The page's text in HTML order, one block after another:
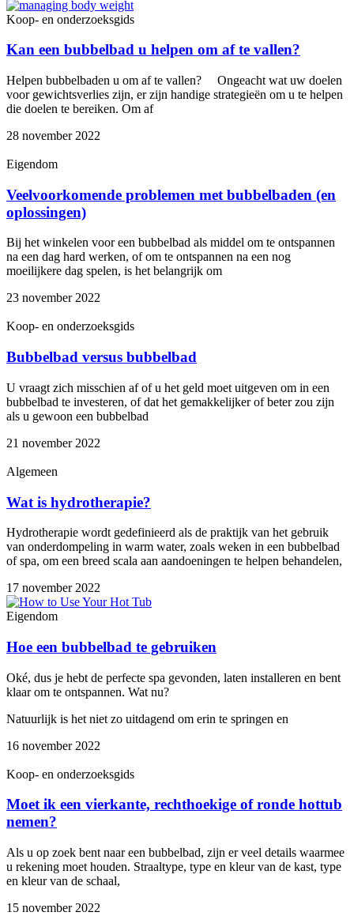
Koop- en onderzoeksgids
Kan een bubbelbad u helpen om af te vallen?
Helpen bubbelbaden u om af te vallen? Ongeacht wat uw doelen
voor gewichtsverlies zijn, er zijn handige strategieën om u te helpen
die doelen te bereiken. Om af
28 november 2022
Eigendom
Veelvoorkomende problemen met bubbelbaden (en
oplossingen)
Bij het winkelen voor een bubbelbad als middel om te ontspannen
na een dag hard werken, of om te ontspannen na een nog
moeilijkere dag spelen, is het belangrijk om
23 november 2022
Koop- en onderzoeksgids
Bubbelbad versus bubbelbad
U vraagt zich misschien af of u het geld moet uitgeven om in een
bubbelbad te investeren, of dat het gemakkelijker of beter zou zijn
als u gewoon een bubbelbad
21 november 2022
Algemeen
Wat is hydrotherapie?
Hydrotherapie wordt gedefinieerd als de praktijk van het gebruik
van onderdompeling in warm water, zoals weken in een bubbelbad
of spa, om een breed scala aan aandoeningen te helpen behandelen,
17 november 2022
Eigendom
Hoe een bubbelbad te gebruiken
Oké, dus je hebt de perfecte spa gevonden, laten installeren en bent
klaar om te ontspannen. Wat nu?
Natuurlijk is het niet zo uitdagend om erin te springen en
16 november 2022
Koop- en onderzoeksgids
Moet ik een vierkante, rechthoekige of ronde hottub
nemen?
Als u op zoek bent naar een bubbelbad, zijn er veel details waarmee
u rekening moet houden. Straaltype, type en kleur van de kast, type
en kleur van de schaal,
15 november 2022